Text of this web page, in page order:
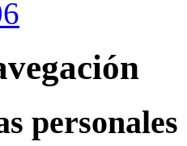
personales